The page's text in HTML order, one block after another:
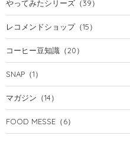
やってみたシリーズ （39）
レコメンドショップ（15）
コーヒー豆知識 （20）
SNAP （1）
マガジン （14）
FOOD MESSE （6）